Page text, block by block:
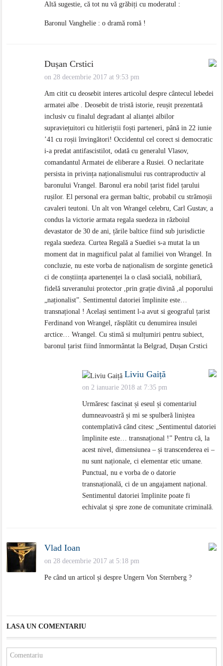
Altă sugestie, că tot nu vă grăbiți cu moderatul :
Baronul Vanghelie : o dramă romă !
Dușan Crstici
on 28 decembrie 2017 at 9:53 pm
Am citit cu deosebit interes articolul despre cântecul lebedei
armatei albe . Deosebit de tristă istorie, reușit prezentată
inclusiv cu finalul degradant al alianței albilor
supraviețuitori cu hitleriștii foști parteneri, până in 22 iunie
’41 cu roșii învingători! Occidentul cel corect si democratic
i-a predat antifascistilot, odată cu generalul Vlasov,
comandantul Armatei de eliberare a Rusiei. O neclaritate
persista in privința naționalismului rus contraproductiv al
baronului Vrangel. Baronul era nobil țarist fidel țarului
rușilor. El personal era german baltic, probabil cu strămoșii
cavaleri teutoni. Un alt von Wrangel celebru, Carl Gustav, a
condus la victorie armata regala suedeza in războiul
devastator de 30 de ani, țările baltice fiind sub jurisdictie
regala suedeza. Curtea Regală a Suediei s-a mutat la un
moment dat in magnificul palat al familiei von Wrangel. In
concluzie, nu este vorba de naționalism de sorginte genetică
ci de conștiința apartenenței la o clasă socială, nobiliară,
fidelă suveranului protector ,prin grație divină ,al poporului
„naționalist”. Sentimentul datoriei împlinite este…
transnațional ! Același sentiment l-a avut si geograful țarist
Ferdinand von Wrangel, răsplătit cu denumirea insulei
arctice… Wrangel. Cu stimă si mulțumiri pentru subiect,
baronul țarist fiind înmormântat la Belgrad, Dușan Crstici
Liviu Gaiță
on 2 ianuarie 2018 at 7:35 pm
Urmăresc fascinat și eseul și comentariul
dumneavoastră și mi se spulberă liniștea
contemplativă când citesc „Sentimentul datoriei
împlinite este… transnațional !” Pentru că, la
acest nivel, dimensiunea – și transcenderea ei –
nu sunt naționale, ci elementar etic umane.
Punctual, nu e vorba de o datorie
transnațională, ci de un angajament național.
Sentimentul datoriei împlinite poate fi
echivalat și spre zone de comunitate criminală.
Vlad Ioan
on 28 decembrie 2017 at 5:18 pm
Pe când un articol și despre Ungern Von Sternberg ?
LASA UN COMENTARIU